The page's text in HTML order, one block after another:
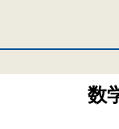
数